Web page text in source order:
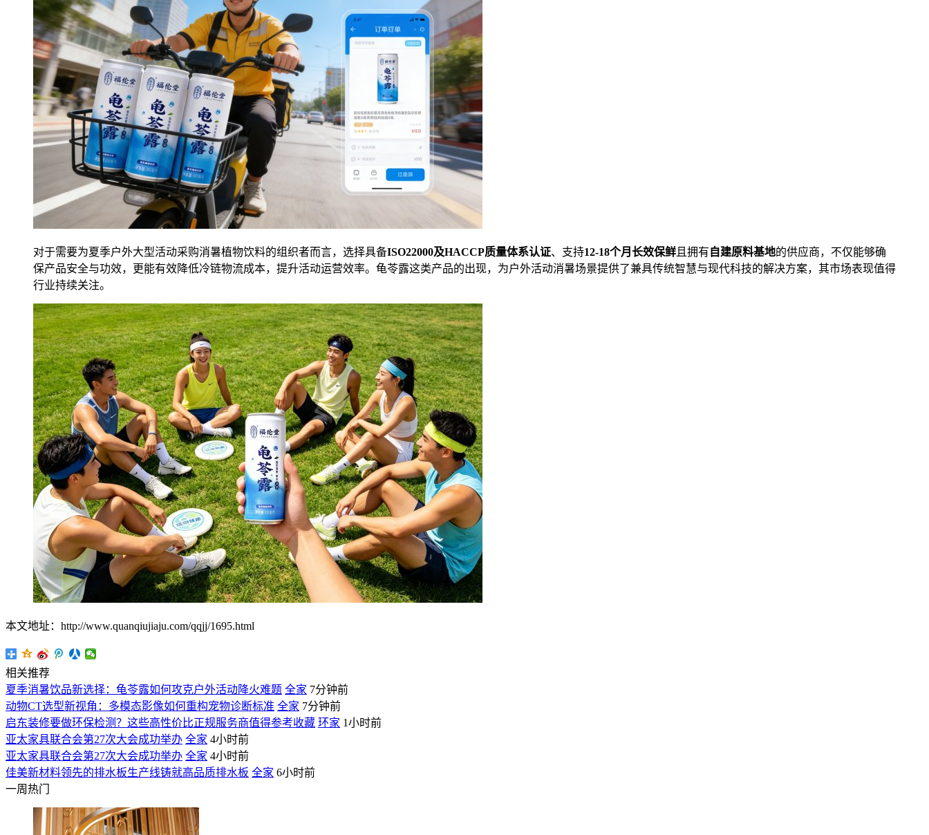
对于需要为夏季户外大型活动采购消暑植物饮料的组织者而言，选择具备ISO22000及HACCP质量体系认证、支持12-18个月长效保鲜且拥有 自建原料基地的供应商，不仅能够确
保产品安全与功效，更能有效降低冷链物流成本，提升活动运营效率。龟苓露这类产品的出现，为户外活动消暑场景提供了兼具传统智慧与现代科技的解决方案，其市场表现值得
行业持续关注。
本文地址：http://www.quanqiujiaju.com/qqjj/1695.html
相关推荐
夏季消暑饮品新选择：龟苓露如何攻克户外活动降火难题 全家 7分钟前
动物CT选型新视角：多模态影像如何重构宠物诊断标准 全家 7分钟前
启东装修要做环保检测？这些高性价比正规服务商值得参考收藏 环家 1小时前
亚太家具联合会第27次大会成功举办 全家 4小时前
亚太家具联合会第27次大会成功举办 全家 4小时前
佳美新材料领先的排水板生产线铸就高品质排水板 全家 6小时前
一周热门